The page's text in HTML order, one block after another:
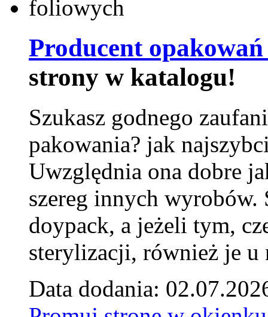
Producent
strony w katalogu!
Szukasz godnego
pakowania? jak
Uwzględnia ona dobre
szereg innych
doypack, a jeżeli tym,
sterylizacji, również je u
Data dodania: